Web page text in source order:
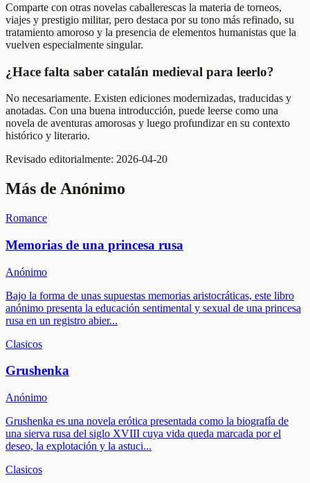
Comparte con otras novelas caballerescas la materia de torneos,
viajes y prestigio militar, pero destaca por su tono más refinado, su
tratamiento amoroso y la presencia de elementos humanistas que la
vuelven especialmente singular.
¿Hace falta saber catalán medieval para leerlo?
No necesariamente. Existen ediciones modernizadas, traducidas y
anotadas. Con una buena introducción, puede leerse como una
novela de aventuras amorosas y luego profundizar en su contexto
histórico y literario.
Revisado editorialmente: 2026-04-20
Más de Anónimo
Romance
Memorias de una princesa rusa
Anónimo
Bajo la forma de unas supuestas memorias aristocráticas, este libro
anónimo presenta la educación sentimental y sexual de una princesa
rusa en un registro abier...
Clasicos
Grushenka
Anónimo
Grushenka es una novela erótica presentada como la biografía de
una sierva rusa del siglo XVIII cuya vida queda marcada por el
deseo, la explotación y la astuci...
Clasicos